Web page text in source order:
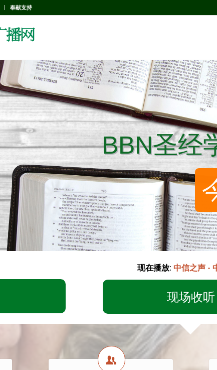
奉献支持
BBN圣经
BBN圣经
现在播放: 中信之声 -
现场收听